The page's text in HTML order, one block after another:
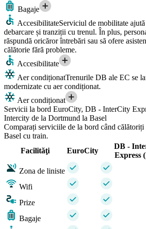
Bagaje
AccesibilitateServiciul de mobilitate
debarcare și tranziții cu trenul. În plus,
răspundă oricăror întrebări sau să ofere
călătorie fără probleme.
Accesibilitate
Aer condiționatTrenurile DB ale EC se
modernizate cu aer condiționat.
Aer condiționat
Servicii la bord EuroCity, DB - InterCity
Intercity de la Dortmund la Basel
Comparați serviciile de la bord când
Basel cu train.
Facilităţi
EuroCity
DB -
Express
Zona de liniste
Wifi
Prize
Bagaje